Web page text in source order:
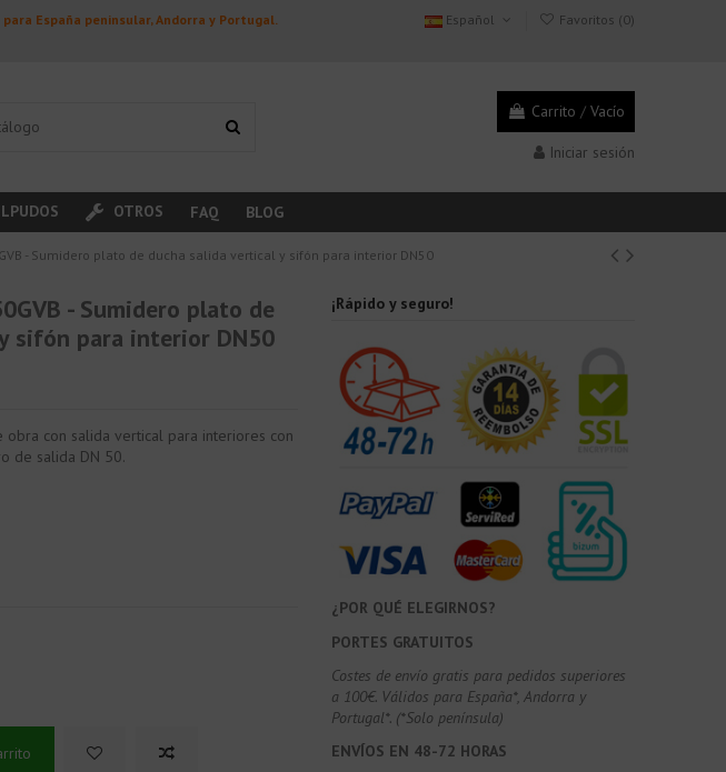
España peninsular, Andorra y Portugal. Español Favoritos (0)
Carrito / Vacío
Iniciar sesión
OTROS FAQ BLOG
- Sumidero plato de ducha salida vertical y sifón para interior DN50
- Sumidero plato de
sifón para interior DN50
con salida vertical para interiores con
de salida DN 50.
¡Rápido y seguro!
¿POR QUÉ ELEGIRNOS?
PORTES GRATUITOS
Costes de envío gratis para pedidos superiores
a 100€. Válidos para España*, Andorra y
Portugal*. (*Solo península)
ENVÍOS EN 48-72 HORAS